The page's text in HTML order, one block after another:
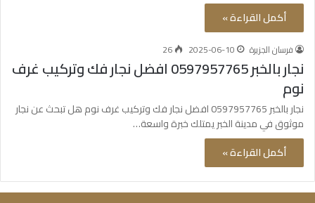
أكمل القراءة »
فرسان الجزيرة 2025-06-10
26
نجار بالخبر 0597957765 افضل نجار فك وتركيب غرف
نوم
نجار بالخبر 0597957765 افضل نجار فك وتركيب غرف نوم هل تبحث عن نجار
موثوق في مدينة الخبر يمتلك خبرة واسعة…
أكمل القراءة »